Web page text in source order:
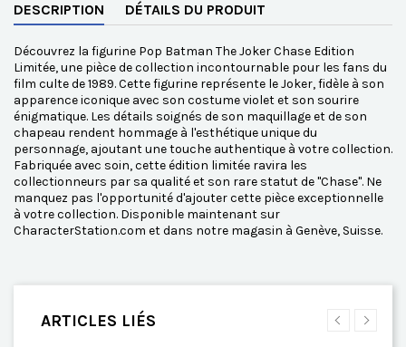
DESCRIPTION DÉTAILS DU PRODUIT
Découvrez la figurine Pop Batman The Joker Chase Edition
Limitée, une pièce de collection incontournable pour les fans du
film culte de 1989. Cette figurine représente le Joker, fidèle à son
apparence iconique avec son costume violet et son sourire
énigmatique. Les détails soignés de son maquillage et de son
chapeau rendent hommage à l'esthétique unique du
personnage, ajoutant une touche authentique à votre collection.
Fabriquée avec soin, cette édition limitée ravira les
collectionneurs par sa qualité et son rare statut de "Chase". Ne
manquez pas l'opportunité d'ajouter cette pièce exceptionnelle
à votre collection. Disponible maintenant sur
CharacterStation.com et dans notre magasin à Genève, Suisse.
ARTICLES LIÉS